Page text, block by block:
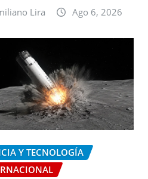
Lira Ago 6, 2026
Y TECNOLOGÍA